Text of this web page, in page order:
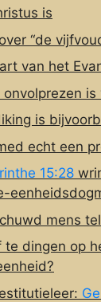
is
“de
van het
onvolprezen
is
echt een
15:28
mens
te dingen op